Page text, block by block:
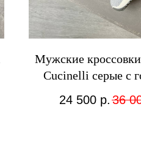
Мужские
Cucinelli серые с
24 500 р. 36